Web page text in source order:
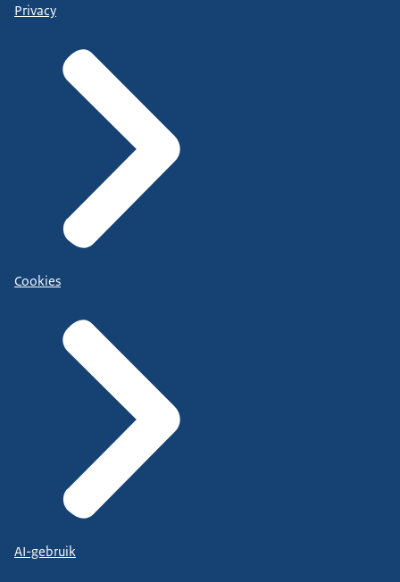
Privacy
Cookies
AI-gebruik